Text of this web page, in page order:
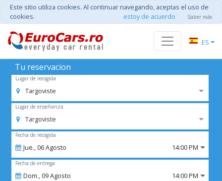
Este sitio utiliza cookies. Al continuar navegando, aceptas el uso de
cookies.
estoy de acuerdo Saber más
ES
Tu reservacion
Lugar de recogida
Targoviste
Lugar de enseñanza
Targoviste
Fecha de recogida
Jue.,06Agosto 14:00 PM
Fecha de entrega
Dom.,09Agosto 14:00 PM